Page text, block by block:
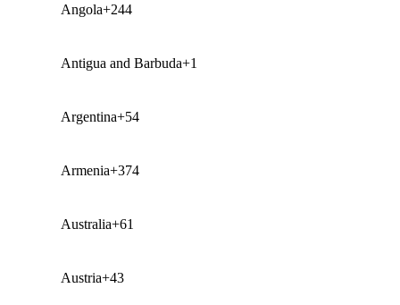
Angola+244
Antigua and Barbuda+1
Argentina+54
Armenia+374
Australia+61
Austria+43